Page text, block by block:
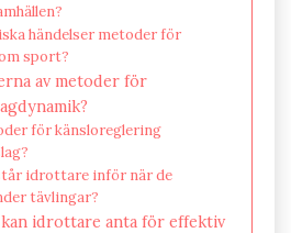
händelser metoder för
sport?
av metoder för
för känsloreglering
idrottare inför när de
tävlingar?
idrottare anta för effektiv